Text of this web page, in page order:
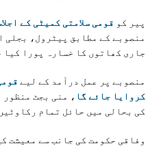
پیر کو قومی سلامتی کمیٹی کے
منصوبے کے مطابق پیٹرول، بجلی
جاری کھاتوں کا خسارہ پورا کیا
منصوبے پر عمل درآمد کے لیے
کروایا جائے گا ، منی بجٹ
کی بحالی میں حائل تمام